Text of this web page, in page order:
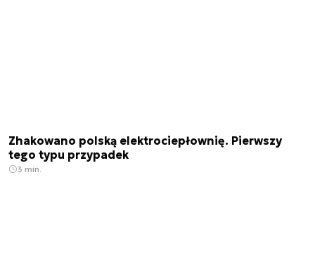
Zhakowano polską elektrociepłownię. Pierwszy
tego typu przypadek
3 min.